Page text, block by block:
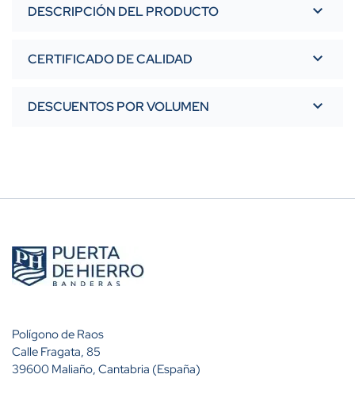
DESCRIPCIÓN DEL PRODUCTO
CERTIFICADO DE CALIDAD
DESCUENTOS POR VOLUMEN
Polígono de Raos
Calle Fragata, 85
39600 Maliaño, Cantabria (España)